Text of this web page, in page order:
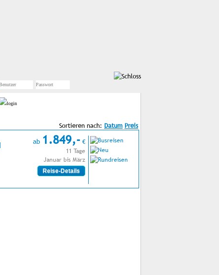
Sortieren nach:
ab 1.849,- €
11 Tage
Januar bis März
Reise-Details